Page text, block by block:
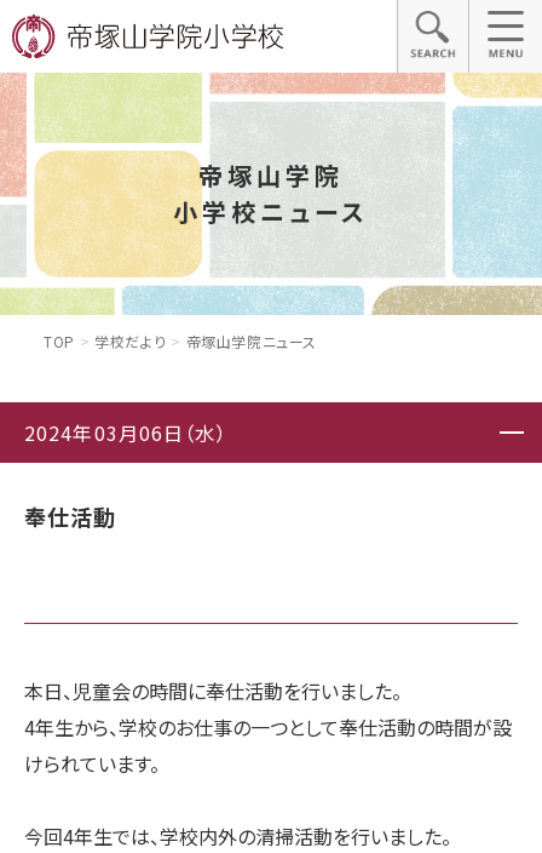
帝塚山学院
小学校ニュース
TOP 学校だより 帝塚山学院ニュース
2024年03月06日（水）
奉仕活動
本日、児童会の時間に奉仕活動を行いました。
4年生から、学校のお仕事の一つとして奉仕活動の時間が設
けられています。
今回4年生では、学校内外の清掃活動を行いました。